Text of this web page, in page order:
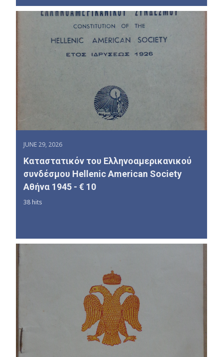
JUNE 29, 2026
Καταστατικόν του Ελληνοαμερικανικού
συνδέσμου Hellenic American Society
Αθήνα 1945 - € 10
38 hits